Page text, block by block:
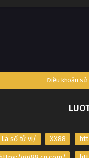
Điều khoản sử
Lá số tử vi/ XX88